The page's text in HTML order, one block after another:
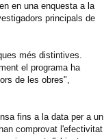
en una enquesta a la
principals de
més distintives.
el programa ha
de les obres",
fins a la data per a un
comprovat l'efectivitat